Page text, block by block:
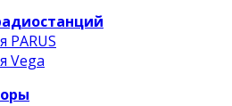
PARUS
Vega